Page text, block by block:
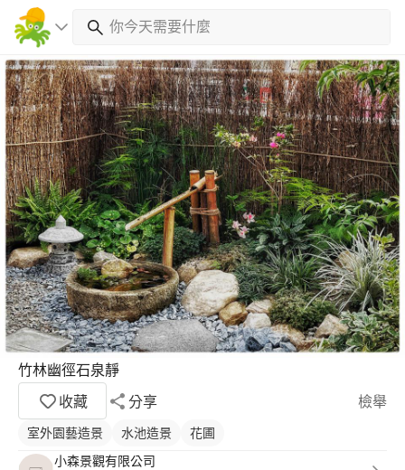
竹林幽徑石泉靜
收藏
分享 檢舉
室外園藝造景 水池造景
花圃
小森景觀有限公司